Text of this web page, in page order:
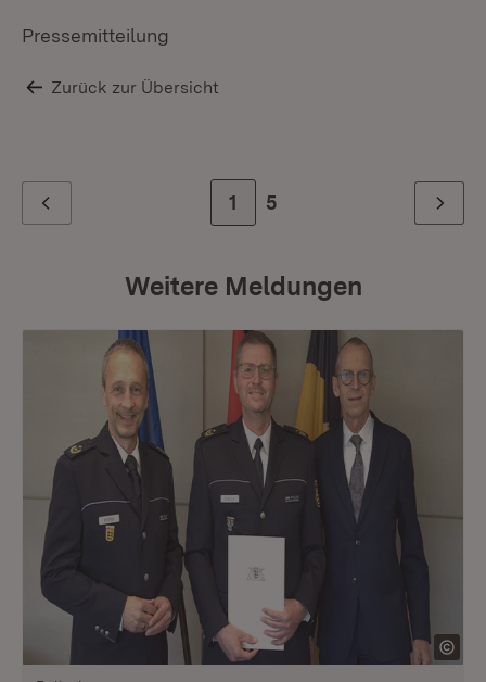
Pressemitteilung
Zurück zur Übersicht
Zur Seite
1 Zur letzten Seite
5 Weiter
Weitere Meldungen